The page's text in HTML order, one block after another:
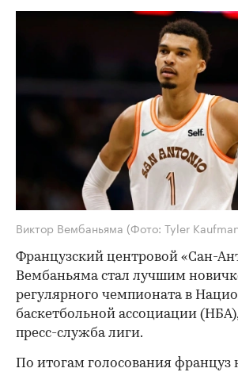
Виктор Вембаньяма (Фото: Tyler
Французский центровой «Сан-
Вембаньяма стал лучшим
регулярного чемпионата в
баскетбольной ассоциации
пресс-служба лиги.
По итогам голосования француз